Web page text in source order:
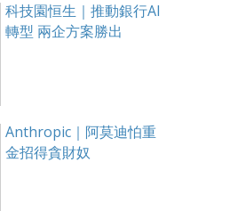
科技園恒生｜推動銀行AI
轉型 兩企方案勝出
Anthropic｜阿莫迪怕重
金招得貪財奴